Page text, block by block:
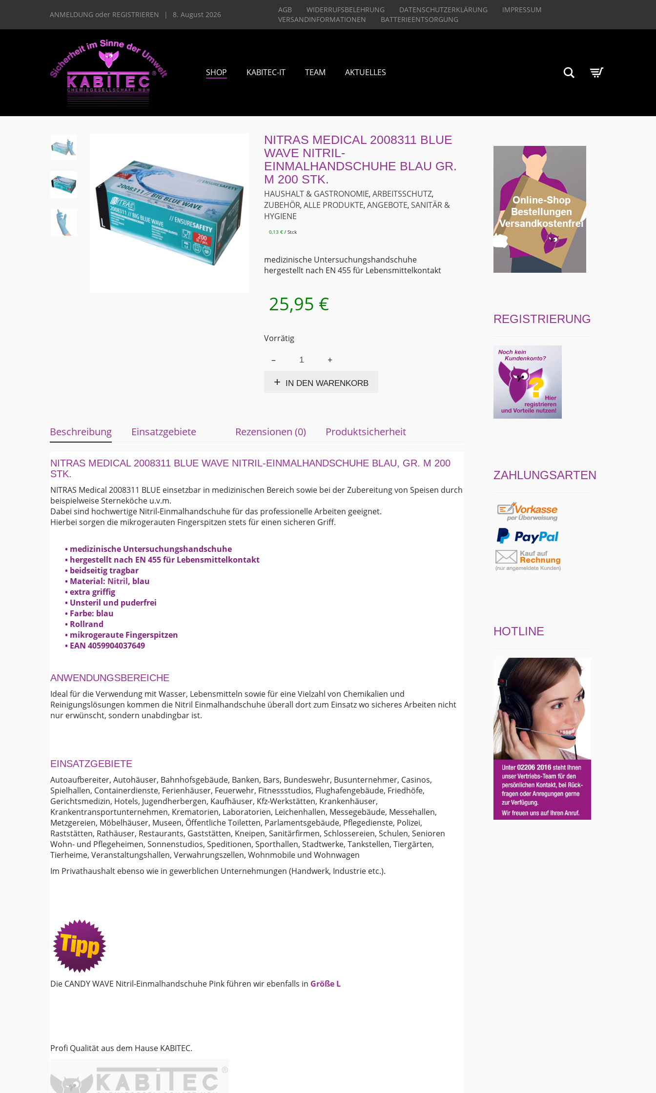
ANMELDUNG oder REGISTRIEREN | 8. August 2026
AGB WIDERRUFSBELEHRUNG DATENSCHUTZERKLÄRUNG
IMPRESSUM
VERSANDINFORMATIONEN
BATTERIEENTSORGUNG
SHOP KABITEC-IT TEAM AKTUELLES Suchen
NITRAS MEDICAL 2008311 BLUE
WAVE NITRIL-
EINMALHANDSCHUHE BLAU GR.
M 200 STK.
HAUSHALT & GASTRONOMIE, ARBEITSSCHUTZ,
ZUBEHÖR, ALLE PRODUKTE, ANGEBOTE, SANITÄR &
HYGIENE
0,13 €/ Stck
medizinische Untersuchungshandschuhe
hergestellt nach EN 455 für Lebensmittelkontakt
25,95 €
Vorrätig
Medical
BLUE
Blau
200
IN DEN WARENKORB
Beschreibung Einsatzgebiete Rezensionen (0) Produktsicherheit
NITRAS MEDICAL 2008311 BLUE WAVE NITRIL-EINMALHANDSCHUHE BLAU, GR. M 200
STK.
NITRAS Medical 2008311 BLUE einsetzbar in medizinischen Bereich sowie bei der Zubereitung von Speisen durch
beispielweise Sterneköche u.v.m.
Dabei sind hochwertige Nitril-Einmalhandschuhe für das professionelle Arbeiten geeignet.
Hierbei sorgen die mikrogerauten Fingerspitzen stets für einen sicheren Griff.
• medizinische Untersuchungshandschuhe
• hergestellt nach EN 455 für Lebensmittelkontakt
• beidseitig tragbar
• Material: Nitril, blau
• extra griffig
• Unsteril und puderfrei
• Farbe: blau
• Rollrand
• mikrogeraute Fingerspitzen
• EAN 4059904037649
ANWENDUNGSBEREICHE
Ideal für die Verwendung mit Wasser, Lebensmitteln sowie für eine Vielzahl von Chemikalien und
Reinigungslösungen kommen die Nitril Einmalhandschuhe überall dort zum Einsatz wo sicheres Arbeiten nicht
nur erwünscht, sondern unabdingbar ist.
EINSATZGEBIETE
Autoaufbereiter, Autohäuser, Bahnhofsgebäude, Banken, Bars, Bundeswehr, Busunternehmer, Casinos,
Spielhallen, Containerdienste, Ferienhäuser, Feuerwehr, Fitnessstudios, Flughafengebäude, Friedhöfe,
Gerichtsmedizin, Hotels, Jugendherbergen, Kaufhäuser, Kfz-Werkstätten, Krankenhäuser,
Krankentransportunternehmen, Krematorien, Laboratorien, Leichenhallen, Messegebäude, Messehallen,
Metzgereien, Möbelhäuser, Museen, Öffentliche Toiletten, Parlamentsgebäude, Pflegedienste, Polizei,
Raststätten, Rathäuser, Restaurants, Gaststätten, Kneipen, Sanitärfirmen, Schlossereien, Schulen, Senioren
Wohn- und Pflegeheimen, Sonnenstudios, Speditionen, Sporthallen, Stadtwerke, Tankstellen, Tiergärten,
Tierheime, Veranstaltungshallen, Verwahrungszellen, Wohnmobile und Wohnwagen
Im Privathaushalt ebenso wie in gewerblichen Unternehmungen (Handwerk, Industrie etc.).
Die CANDY WAVE Nitril-Einmalhandschuhe Pink führen wir ebenfalls in Größe L
Profi Qualität aus dem Hause KABITEC.
REGISTRIERUNG
ZAHLUNGSARTEN
HOTLINE